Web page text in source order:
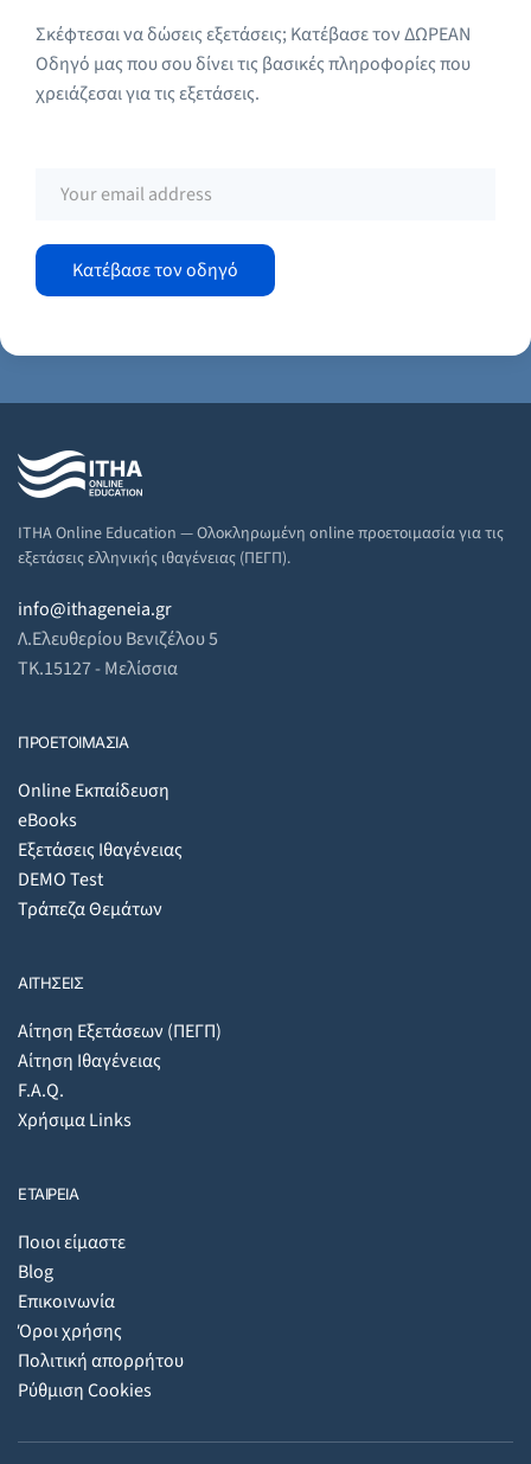
Σκέφτεσαι να δώσεις εξετάσεις; Κατέβασε τον ΔΩΡΕΑΝ
Οδηγό μας που σου δίνει τις βασικές πληροφορίες που
χρειάζεσαι για τις εξετάσεις.
ITHA Online Education — Ολοκληρωμένη online προετοιμασία για τις
εξετάσεις ελληνικής ιθαγένειας (ΠΕΓΠ).
info@ithageneia.gr
Λ.Ελευθερίου Βενιζέλου 5
ΤΚ.15127 - Μελίσσια
ΠΡΟΕΤΟΙΜΑΣΙΑ
Online Εκπαίδευση
eBooks
Εξετάσεις Ιθαγένειας
DEMO Test
Τράπεζα Θεμάτων
ΑΙΤΗΣΕΙΣ
Αίτηση Εξετάσεων (ΠΕΓΠ)
Αίτηση Ιθαγένειας
F.A.Q.
Χρήσιμα Links
ΕΤΑΙΡΕΙΑ
Ποιοι είμαστε
Blog
Επικοινωνία
Όροι χρήσης
Πολιτική απορρήτου
Ρύθμιση Cookies